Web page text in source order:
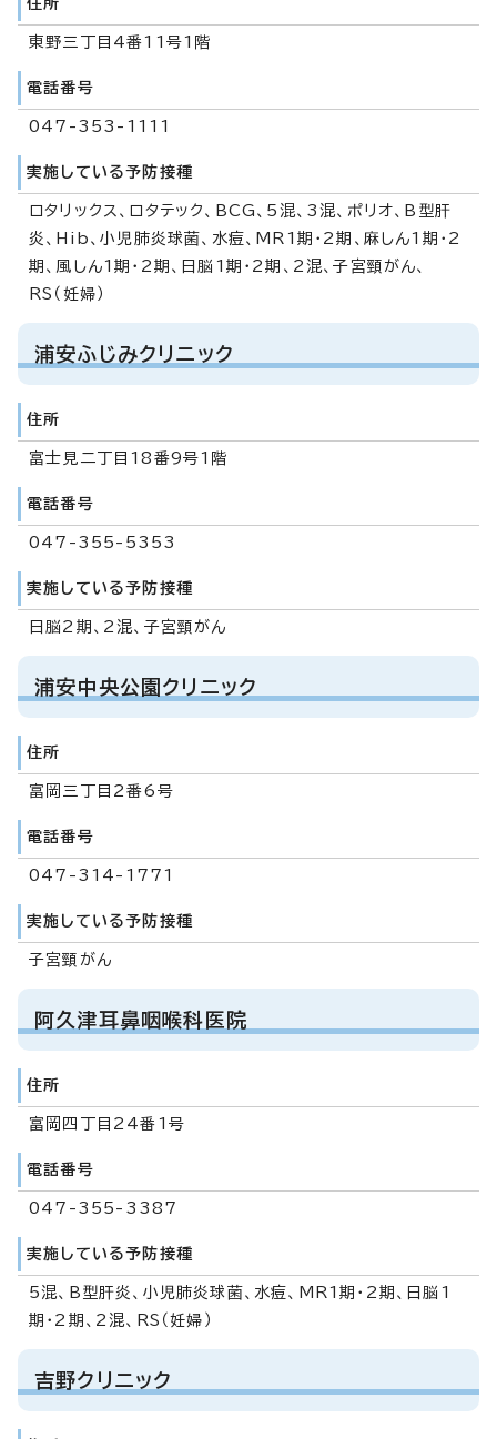
住所
東野三丁目4番11号1階
電話番号
047-353-1111
実施している予防接種
ロタリックス、ロタテック、BCG、5混、3混、ポリオ、B型肝
炎、Hib、小児肺炎球菌、水痘、MR1期・2期、麻しん1期・2
期、風しん1期・2期、日脳1期・2期、2混、子宮頸がん、
RS（妊婦）
浦安ふじみクリニック
住所
富士見二丁目18番9号1階
電話番号
047-355-5353
実施している予防接種
日脳2期、2混、子宮頸がん
浦安中央公園クリニック
住所
富岡三丁目2番6号
電話番号
047-314-1771
実施している予防接種
子宮頸がん
阿久津耳鼻咽喉科医院
住所
富岡四丁目24番1号
電話番号
047-355-3387
実施している予防接種
5混、B型肝炎、小児肺炎球菌、水痘、MR1期・2期、日脳1
期・2期、2混、RS（妊婦）
吉野クリニック